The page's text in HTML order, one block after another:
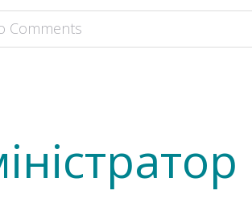
Comments